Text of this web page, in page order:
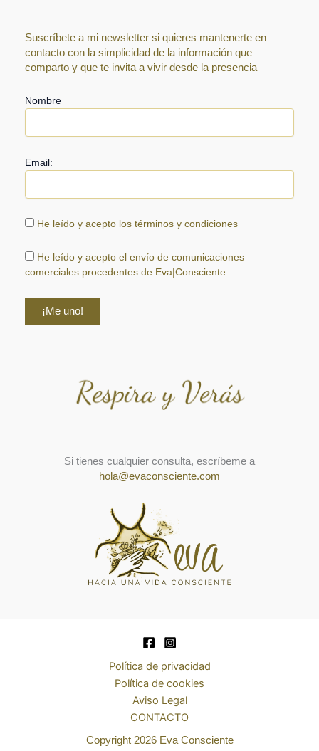
Suscríbete a mi newsletter si quieres mantenerte en
contacto con la simplicidad de la información que
comparto y que te invita a vivir desde la presencia
Nombre
Email:
He leído y acepto los términos y condiciones
He leído y acepto el envío de comunicaciones
comerciales procedentes de Eva|Consciente
Si tienes cualquier consulta, escríbeme a
hola@evaconsciente.com
Política de privacidad
Política de cookies
Aviso Legal
CONTACTO
Copyright 2026 Eva Consciente